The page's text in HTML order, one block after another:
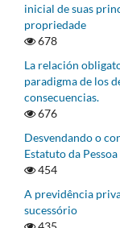
inicial de suas
propriedade
678
La relación
paradigma de los
consecuencias.
676
Desvendando o
Estatuto da
454
A previdência
sucessório